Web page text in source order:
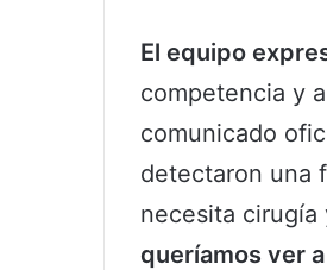
El equipo
competencia y
comunicado
detectaron una
necesita cirugía
queríamos ver